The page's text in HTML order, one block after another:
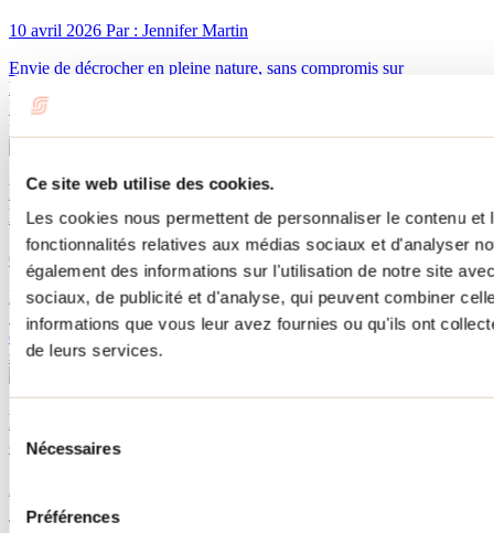
Ce site web utilise des cookies.
Les cookies nous permettent de personnaliser le contenu
fonctionnalités relatives aux médias sociaux et d'analyser
également des informations sur l'utilisation de notre site
sociaux, de publicité et d'analyse, qui peuvent combiner
informations que vous leur avez fournies ou qu'ils ont
de leurs services.
Sélection
du Nécessaires
Préférences
10 avril 2026 Par : Jennifer Martin
Envie de décrocher en pleine nature, sans compromis sur
l’expérience? Située à cheval entre Lanaudière et la Mauricie, la
Réserve faunique Mastigouche est une destination incontournable
pour les amateurs de plein air et de pêche.
Planifie un séjour en nature au Chalet GabAdèle, à
Mandeville, dans Lanaudière
07 avril 2026
Envie de t’offrir une escapade en pleine nature dans Lanaudière?
Situé à Mandeville, Le Chalet Familial GabAdèle te propose une
expérience 4 saisons entre lac, sentiers et découvertes locales, à
seulement 1h30 de Montréal.
Répertoire des hébergements qui acceptent les chiens
dans Lanaudière
Tu cherches un hébergement où ton chien est le bienvenu dans